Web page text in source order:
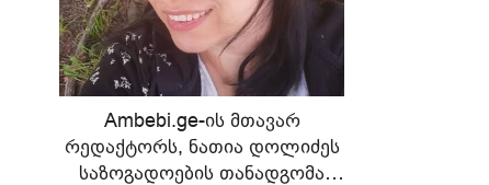
Ambebi.ge-ის მთავარ
რედაქტორს, ნათია დოლიძეს
საზოგადოების თანადგომა